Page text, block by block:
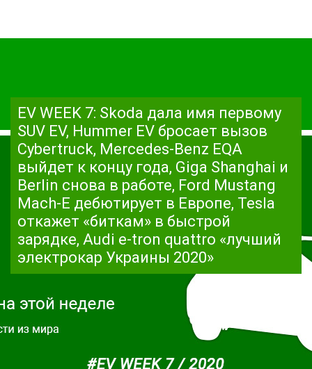
EV WEEK 7: Skoda дала имя первому
SUV EV, Hummer EV бросает вызов
Cybertruck, Mercedes-Benz EQA
выйдет к концу года, Giga Shanghai и
Berlin снова в работе, Ford Mustang
Mach-E дебютирует в Европе, Tesla
откажет «биткам» в быстрой
зарядке, Audi e-tron quattro «лучший
электрокар Украины 2020»